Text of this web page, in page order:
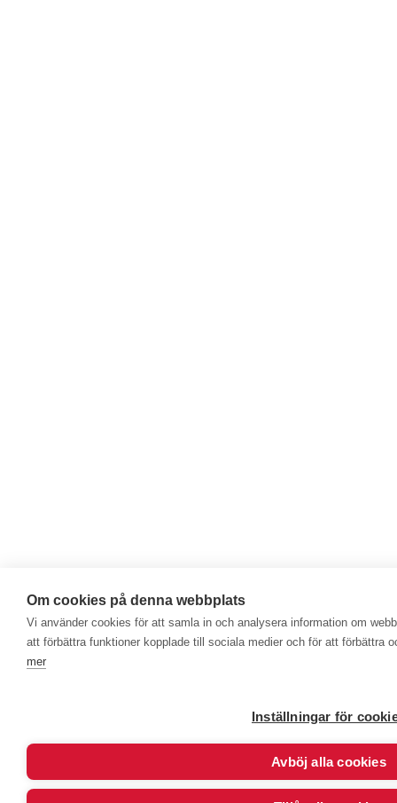
Om cookies på denna webbplats
Vi använder cookies för att samla in och analysera information om
att förbättra funktioner kopplade till sociala medier och för att förbättra
mer
Inställningar för
Avböj alla cookies